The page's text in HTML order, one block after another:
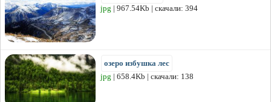
jpg | 967.54Kb | скачали: 394
озеро избушка лес
jpg | 658.4Kb | скачали: 138